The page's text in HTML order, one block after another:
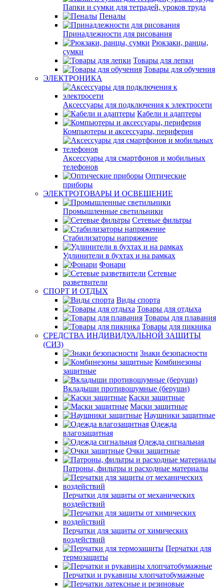
Папки и сумки для тетрадей, уроков труда
Пеналы
Принадлежности для рисования
Рюкзаки, ранцы,
сумки
Товары для лепки
Товары для обучения
ЭЛЕКТРОНИКА
Аксессуары для подключения к электросети
Кабели и адаптеры
Компьютеры и аксессуары, периферия
Аксессуары для смартфонов и мобильных
телефонов
Оптические
приборы
ЭЛЕКТРОТОВАРЫ И ОСВЕЩЕНИЕ
Промышленные светильники
Сетевые фильтры
Стабилизаторы напряжение
Удлинители в бухтах и на рамках
Фонари
Сетевые
разветвители
СПОРТ И ОТДЫХ
Виды спорта
Товары для отдыха
Товары для плавания
Товары для пикника
СРЕДСТВА ИНДИВИДУАЛЬНОЙ ЗАЩИТЫ
(СИЗ)
Знаки безопасности
Комбинезоны
защитные
Вкладыши противошумные (беруши)
Каски защитные
Маски защитные
Наушники защитные
Одежда
влагозащитная
Одежда сигнальная
Очки защитные
Патроны, фильтры и расходные материалы
Перчатки для защиты от механических
воздействий
Перчатки для защиты от химических
воздействий
Перчатки для
термозащиты
Перчатки и рукавицы хлопчатобумажные